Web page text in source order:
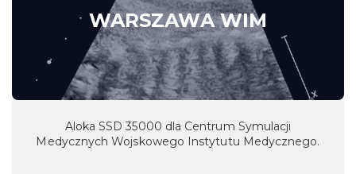
WARSZAWA WIM
Aloka SSD 35000 dla Centrum Symulacji
Medycznych Wojskowego Instytutu Medycznego.